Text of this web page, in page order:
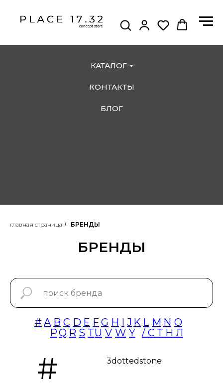
КАТАЛОГ
КОНТАКТЫ
БЛОГ
главная страница / БРЕНДЫ
БРЕНДЫ
# A B C F G
D E H I J K L
P
M N O
Q
S
R TU V W Y / С Т Н Л
3dottedstone
#